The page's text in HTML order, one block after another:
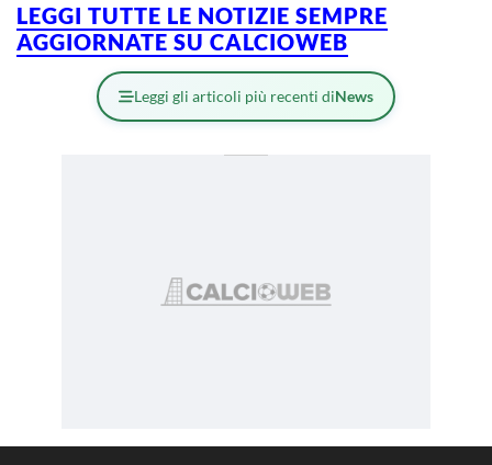
LEGGI TUTTE LE NOTIZIE SEMPRE
AGGIORNATE SU CALCIOWEB
Leggi gli articoli più recenti diNews